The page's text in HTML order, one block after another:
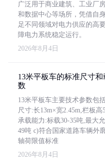
广泛用于商业建筑、工业厂
和数据中心等场所，凭借自
足不同领域对电力供应的高
障电力系统稳定运行。
2026年8月4日
13米平板车的标准尺寸和
数
13米平板车主要技术参数包
尺寸:长13m×宽2.45m,栏板高
承载能力:标载30-35吨,最大
49吨 c)符合国家道路车辆外
轴荷限值标准
2026年8月4日